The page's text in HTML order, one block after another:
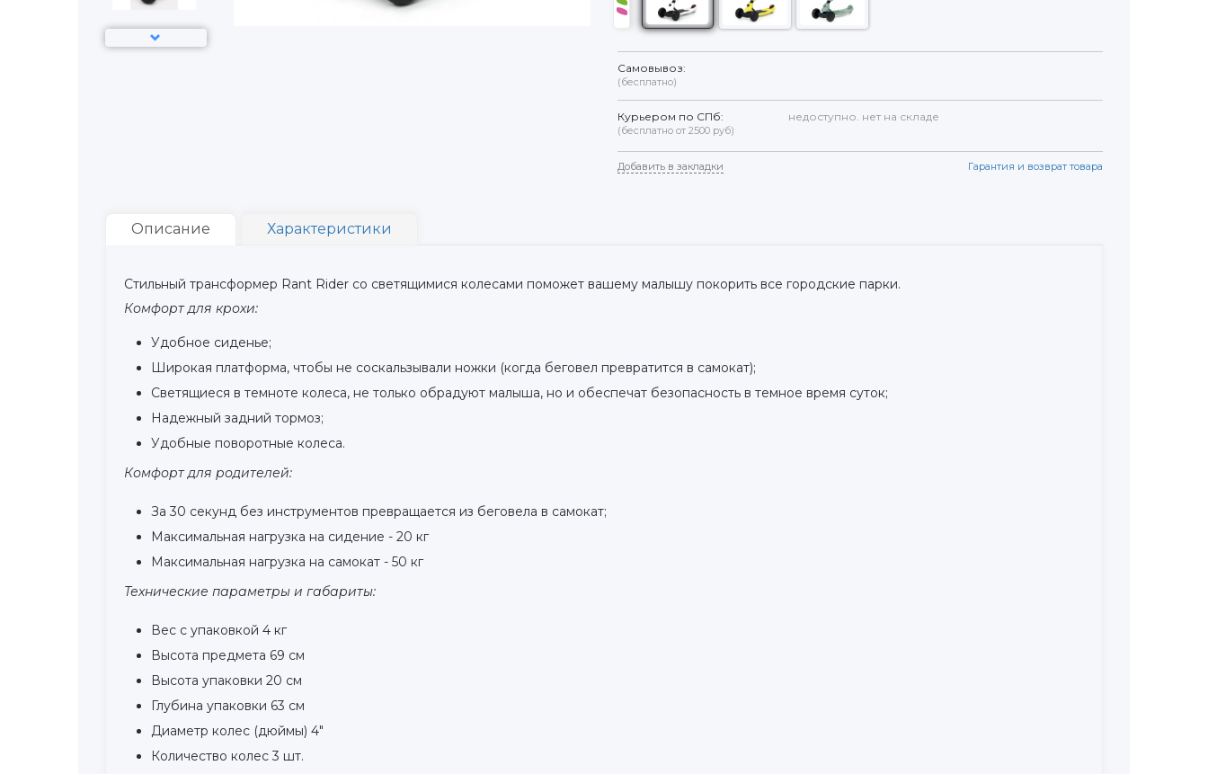
Самовывоз:
(бесплатно)
Курьером по СПб:
(бесплатно от 2500 руб)
недоступно. нет на складе
Добавить в закладки Гарантия и возврат товара
Описание Характеристики
Стильный трансформер Rant Rider со светящимися колесами поможет вашему малышу покорить все городские парки.
Комфорт для крохи:
Удобное сиденье;
Широкая платформа, чтобы не соскальзывали ножки (когда беговел превратится в самокат);
Светящиеся в темноте колеса, не только обрадуют малыша, но и обеспечат безопасность в темное время суток;
Надежный задний тормоз;
Удобные поворотные колеса.
Комфорт для родителей:
За 30 секунд без инструментов превращается из беговела в самокат;
Максимальная нагрузка на сидение - 20 кг
Максимальная нагрузка на самокат - 50 кг
Технические параметры и габариты:
Вес с упаковкой 4 кг
Высота предмета 69 см
Высота упаковки 20 см
Глубина упаковки 63 см
Диаметр колес (дюймы) 4"
Количество колес 3 шт.